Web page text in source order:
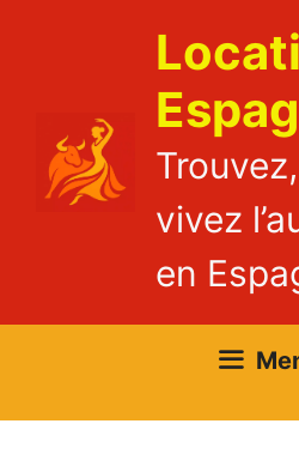
vivez
en